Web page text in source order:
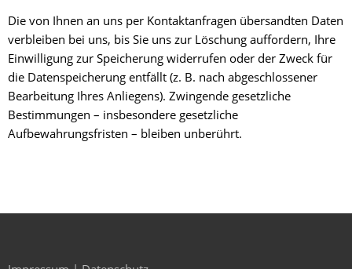
Die von Ihnen an uns per Kontaktanfragen übersandten Daten
verbleiben bei uns, bis Sie uns zur Löschung auffordern, Ihre
Einwilligung zur Speicherung widerrufen oder der Zweck für
die Datenspeicherung entfällt (z. B. nach abgeschlossener
Bearbeitung Ihres Anliegens). Zwingende gesetzliche
Bestimmungen – insbesondere gesetzliche
Aufbewahrungsfristen – bleiben unberührt.